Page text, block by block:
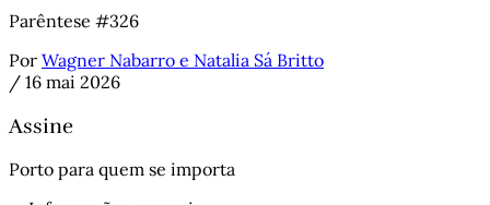
Parêntese #326
Por Wagner Nabarro e Natalia Sá Britto
/ 16 mai 2026
Assine
Porto para quem se importa